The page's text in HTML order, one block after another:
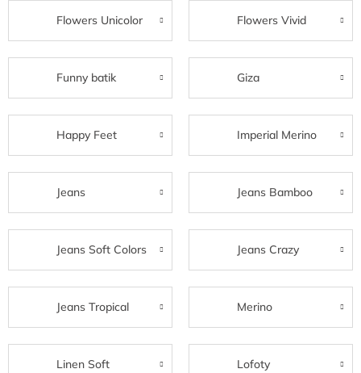
Flowers Unicolor Flowers Vivid
Funny batik Giza
Happy Feet Imperial Merino
Jeans Jeans Bamboo
Jeans Soft Colors Jeans Crazy
Jeans Tropical Merino
Linen Soft Lofoty